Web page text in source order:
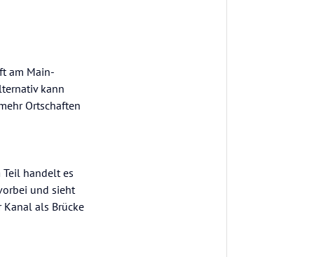
am Main-
kann
Ortschaften
handelt es
und sieht
als Brücke